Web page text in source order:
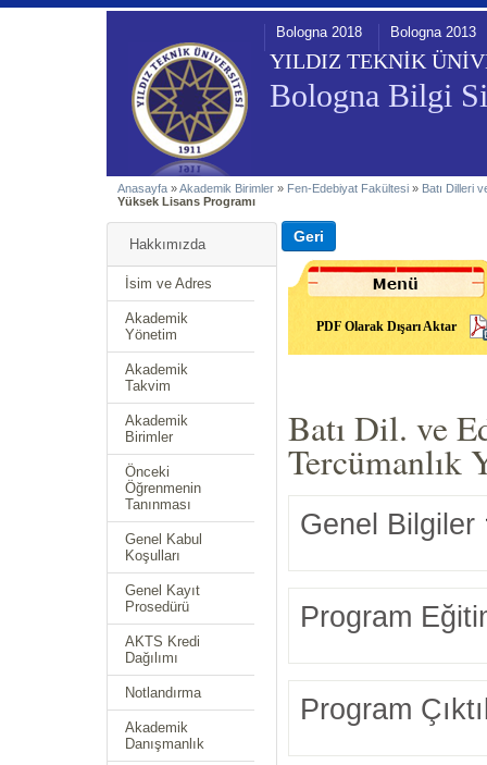
YILDIZ TEKNİK
Bologna Bilgi
Bologna 2018 Bologna 2013
Anasayfa »Akademik Birimler » Fen-Edebiyat Fakültesi » Batı Dilleri
Yüksek Lisans Programı
Hakkımızda
İsim ve Adres
Akademik
Yönetim
Akademik
Takvim
Akademik
Birimler
Önceki
Öğrenmenin
Tanınması
Genel Kabul
Koşulları
Genel Kayıt
Prosedürü
AKTS Kredi
Dağılımı
Notlandırma
Akademik
Danışmanlık
PDF Olarak Dışarı Aktar
Batı Dil. ve
Tercümanlık
Genel Bilgiler
Program
Program